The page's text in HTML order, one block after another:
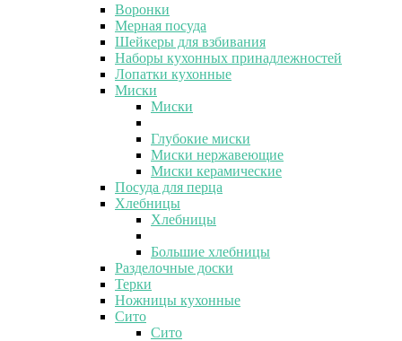
Воронки
Мерная посуда
Шейкеры для взбивания
Наборы кухонных принадлежностей
Лопатки кухонные
Миски
Миски
Глубокие миски
Миски нержавеющие
Миски керамические
Посуда для перца
Хлебницы
Хлебницы
Большие хлебницы
Разделочные доски
Терки
Ножницы кухонные
Сито
Сито